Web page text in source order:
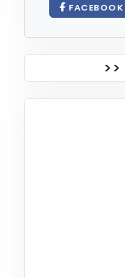
FACEBOOK
>>